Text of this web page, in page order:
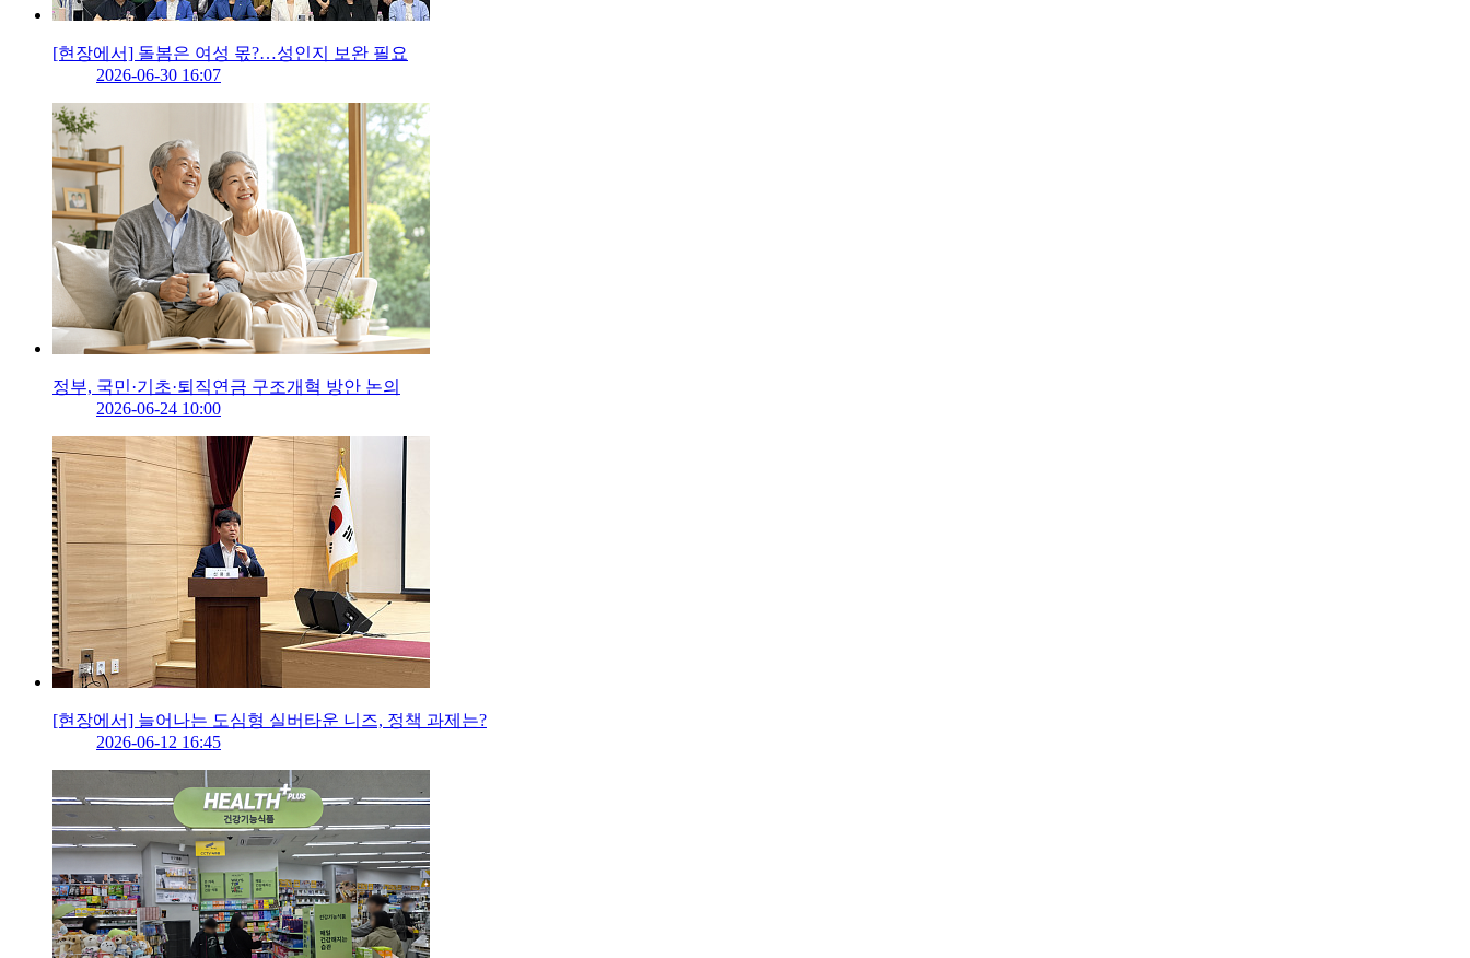
[현장에서] 돌봄은 여성 몫?…성인지 보완 필요
2026-06-30 16:07
정부, 국민·기초·퇴직연금 구조개혁 방안 논의
2026-06-24 10:00
[현장에서] 늘어나는 도심형 실버타운 니즈, 정책 과제는?
2026-06-12 16:45